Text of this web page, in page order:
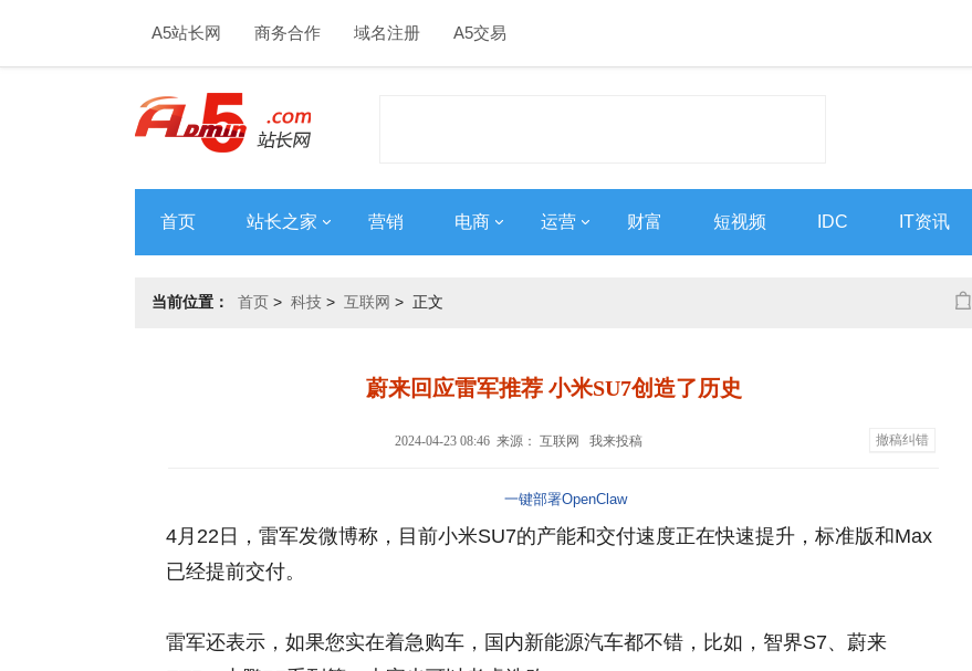
A5站长网 商务合作 域名注册 A5交易
首页 站长之家 营销 电商 运营 财富 短视频 IDC IT资讯
当前位置： 首页 > 科技 > 互联网 > 正文
蔚来回应雷军推荐 小米SU7创造了历史
2024-04-23 08:46 来源： 互联网 我来投稿 撤稿纠错
一键部署OpenClaw
4月22日，雷军发微博称，目前小米SU7的产能和交付速度正在快速提升，标准版和Max
已经提前交付。
雷军还表示，如果您实在着急购车，国内新能源汽车都不错，比如，智界S7、蔚来